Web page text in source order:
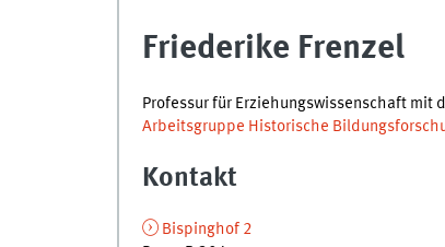
Friederike Frenzel
Professur für Erziehungswissenschaft mit
Arbeitsgruppe Historische
Kontakt
Bispinghof 2